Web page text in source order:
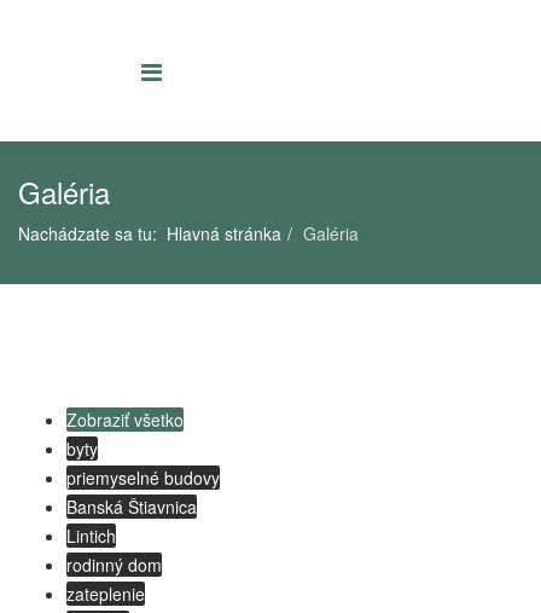
Galéria
Nachádzate sa tu: Hlavná stránka Galéria
Zobraziť všetko
byty
priemyselné budovy
Banská Štiavnica
Lintich
rodinný dom
zateplenie